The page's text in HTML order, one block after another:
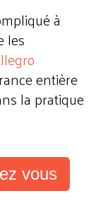
à
les
entière
la pratique
vous